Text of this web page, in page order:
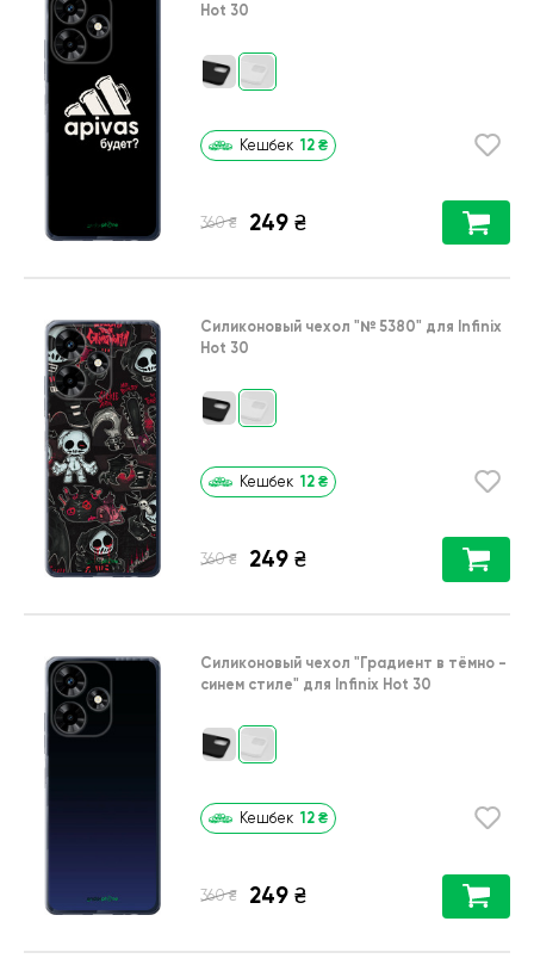
Hot 30
Кешбек 12 ₴
360 ₴ 249 ₴
Силиконовый чехол "№ 5380" для Infinix
Hot 30
Кешбек 12 ₴
360 ₴ 249 ₴
Силиконовый чехол "Градиент в тёмно -
синем стиле" для Infinix Hot 30
Кешбек 12 ₴
360 ₴ 249 ₴